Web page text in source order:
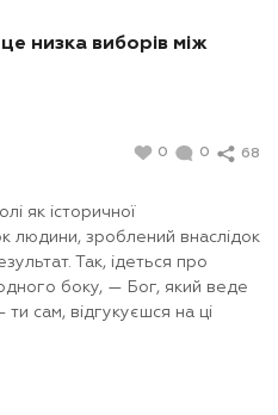
низка виборів між
0 0 68
як історичної
людини, зроблений внаслідок
Так, ідеться про
боку, — Бог, який веде
сам, відгукуєшся на ці